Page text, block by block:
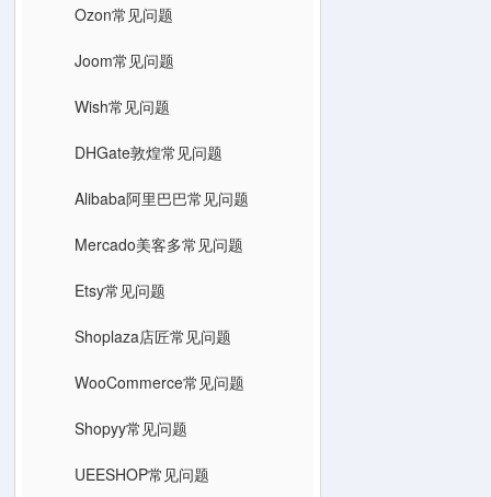
Ozon常见问题
Joom常见问题
Wish常见问题
DHGate敦煌常见问题
Alibaba阿里巴巴常见问题
Mercado美客多常见问题
Etsy常见问题
Shoplaza店匠常见问题
WooCommerce常见问题
Shopyy常见问题
UEESHOP常见问题